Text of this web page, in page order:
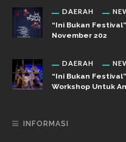
DAERAH
“Ini Bukan
November 202
DAERAH
“Ini Bukan
Workshop Untuk
INFORMASI